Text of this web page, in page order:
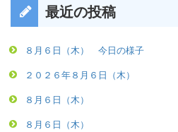
最近の投稿
８月６日（木） 今日の様子
２０２６年８月６日（木）
８月６日（木）
８月６日（木）